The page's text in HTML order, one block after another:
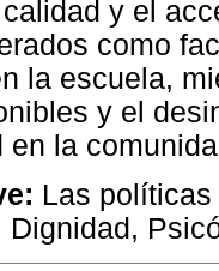
y el
como
la escuela,
y el
en la
Las
Dignidad,